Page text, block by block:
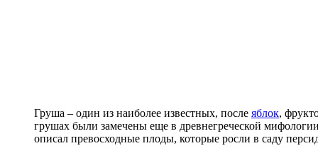
Груша – один из наиболее известных, после яблок,
грушах были замечены еще в древнегреческой
описал превосходные плоды, которые росли в саду